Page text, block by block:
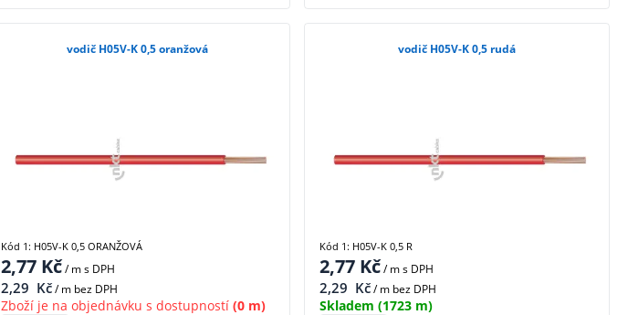
vodič H05V-K 0,5 oranžová
2,77Kč/ ms DPH
2,29 Kč/ m bez DPH
Zboží je na objednávku s dostupností(0 m)
Kód 1: H05V-K 0,5 ORANŽOVÁ
vodič H05V-K 0,5 rudá
2,77 Kč/ ms DPH
2,29 Kč/ m bez DPH
Skladem (1723 m)
Kód 1: H05V-K 0,5 R